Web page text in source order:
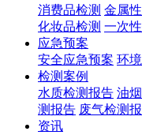
消费品检测 金属
化妆品检测 一次
应急预案
安全应急预案 环
检测案例
水质检测报告 油
测报告 废气检测
资讯